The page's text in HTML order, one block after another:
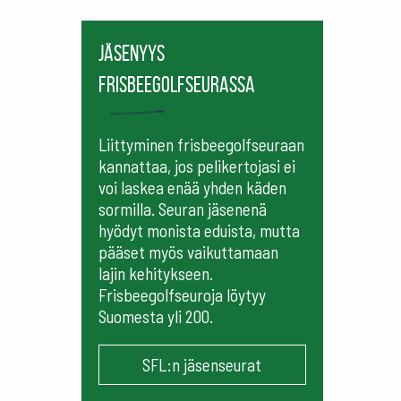
Jäsenyys
frisbeegolfseurassa
Liittyminen frisbeegolfseuraan
kannattaa, jos pelikertojasi ei
voi laskea enää yhden käden
sormilla. Seuran jäsenenä
hyödyt monista eduista, mutta
pääset myös vaikuttamaan
lajin kehitykseen.
Frisbeegolfseuroja löytyy
Suomesta yli 200.
SFL:n jäsenseurat